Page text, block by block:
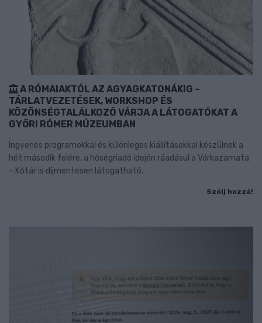
A RÓMAIAKTÓL AZ AGYAGKATONÁKIG –
TÁRLATVEZETÉSEK, WORKSHOP ÉS
KÖZÖNSÉGTALÁLKOZÓ VÁRJA A LÁTOGATÓKAT A
GYŐRI RÓMER MÚZEUMBAN
Ingyenes programokkal és különleges kiállításokkal készülnek a
hét második felére, a hőségriadó idején ráadásul a Várkazamata
– Kőtár is díjmentesen látogatható.
Szólj hozzá!